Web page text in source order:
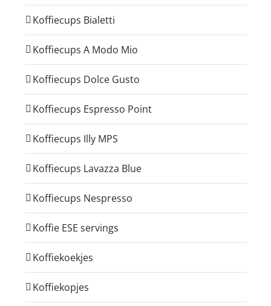
Koffiecups Bialetti
Koffiecups A Modo Mio
Koffiecups Dolce Gusto
Koffiecups Espresso Point
Koffiecups Illy MPS
Koffiecups Lavazza Blue
Koffiecups Nespresso
Koffie ESE servings
Koffiekoekjes
Koffiekopjes